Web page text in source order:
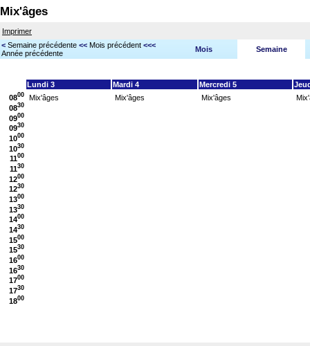
Mix'âges
Imprimer
< Semaine précédente << Mois précédent <<<
Année précédente
Mois Semaine
Lundi 3 Mardi 4 Mercredi 5
0800
0830
0900
0930
1000
1030
1100
1130
1200
1230
1300
1330
1400
1430
1500
1530
1600
1630
1700
1730
1800
Mix'âges Mix'âges Mix'âges